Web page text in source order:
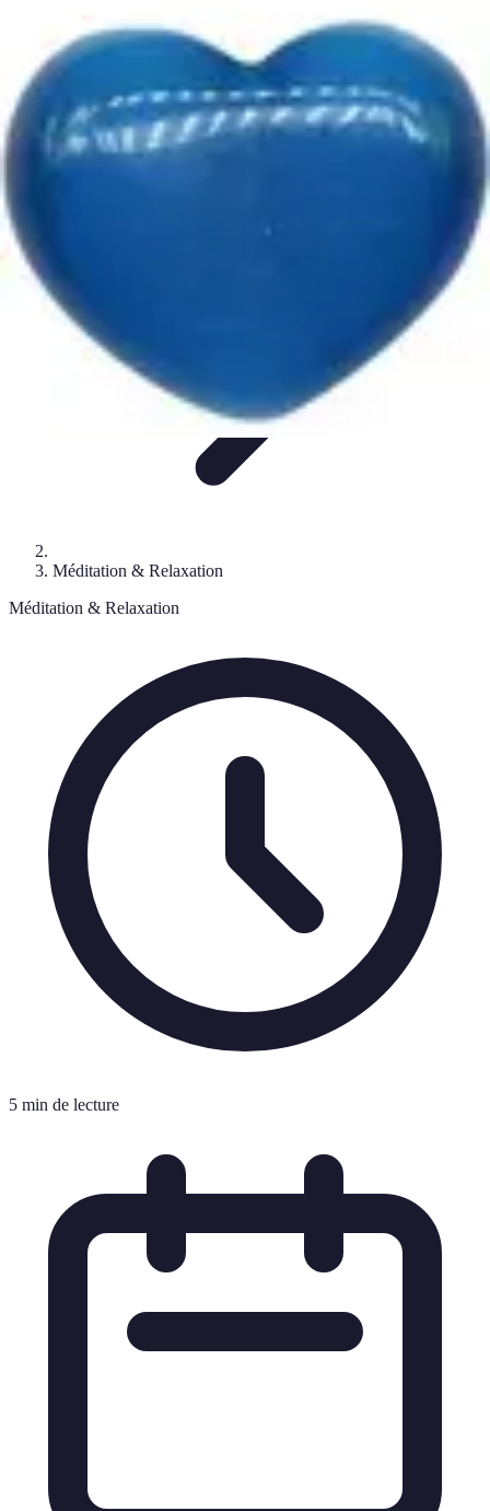
Astuces NaturellesAstuces Pratiques
Méditation et
RelaxationRoutines et HabitudesTechniques de Relaxation
Astuces Anti Stress
Méditation & Relaxation
Méditation & Relaxation
5 min de lecture